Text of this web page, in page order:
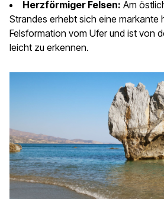
Herzförmiger Felsen: Am
Strandes erhebt sich eine markante
Felsformation vom Ufer und ist von
leicht zu erkennen.